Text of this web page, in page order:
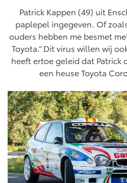
Vanaf € 31.895,-
Corolla Hatchback
HYBRIDE
Vanaf € 33.495,-
APK
Airco check
Vakantiecheck
Hybride Zekerheid Controle
Toyota handleidingen
Toyota Service Informatie (SIL)
Schade & Garantie
Toyota Pechhulp
Schade & Glasherstel
10 jaar Toyota garantie
Wat is Private Lease?
Bereken je maandbedrag
Private Lease voor ZZP
Private Lease Occasions
Financieren
Toyota Betaalplan
Oplaadservice
Thuislaadpakketten
Zakelijk
Toyota voor de zaak
Leaserijder
Wagenparkbeheer
Leasen
Financial Lease
Operational Lease
Werkplaatsafspraak maken
Contact en Route
Schade melden
Plan een proefrit
Vraag een brochure aan
Bekijk de verwachte
Patrick Kappen (49) uit
paplepel ingegeven. Of
ouders hebben me besmet
Toyota.” Dit virus willen wij
heeft ertoe geleid dat Patrick
een heuse Toyota